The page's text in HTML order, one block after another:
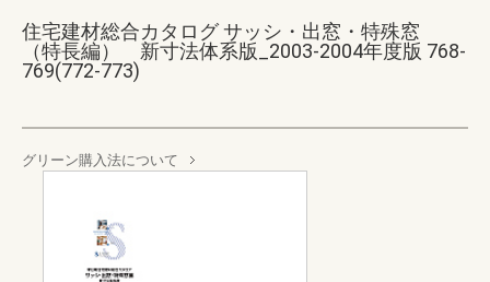
住宅建材総合カタログ サッシ・出窓・特殊窓
（特長編） 新寸法体系版_2003-2004年度版 768-
769(772-773)
グリーン購入法について